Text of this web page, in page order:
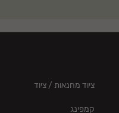
מחנאות / ציוד